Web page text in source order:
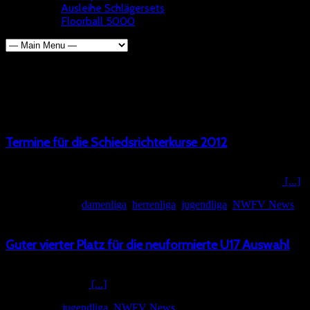
Ausleihe Schlägersets
Floorball 5000
Termine für die Schiedsrichterkurse 2012
[...]
damenliga herrenliga jugendliga NWFV News
Guter vierter Platz für die neuformierte U17 Auswahl
[...]
jugendliga NWFV News